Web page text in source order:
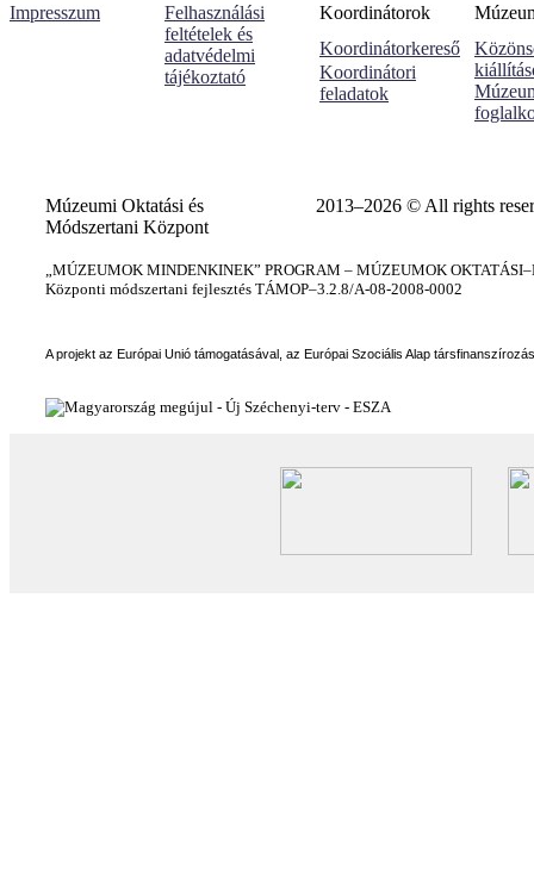
Impresszum
Felhasználási
feltételek és
adatvédelmi
tájékoztató
Koordinátorok
Koordinátorkereső
Koordinátori
feladatok
Múzeumi Oktatási és
Módszertani Központ
2013–2026 © All rights
„MÚZEUMOK MINDENKINEK” PROGRAM – MÚZEUMOK
Központi módszertani fejlesztés TÁMOP–3.2.8/A-08-2008-0002
A projekt az Európai Unió támogatásával, az Európai Szociális Alap